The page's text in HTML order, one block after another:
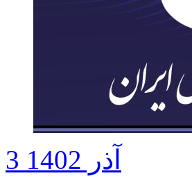
3 آذر 1402